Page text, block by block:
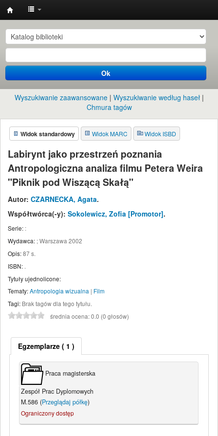
Instytut
Etnologii
i
Antropologii
Kulturowej
UW
Ok
Wyszukiwanie zaawansowane
Wyszukiwanie według haseł
Chmura tagów
Widok standardowy Widok MARC Widok ISBD
Labirynt jako przestrzeń poznania
Antropologiczna analiza filmu Petera Weira
"Piknik pod Wiszącą Skałą"
Autor: CZARNECKA, Agata.
Współtwórca(-y): Sokolewicz, Zofia [Promotor].
Serie: :
Wydawca: ;Warszawa 2002
Opis:87 s.
ISBN: .
Tytuły ujednolicone:
Tematy:Antropologia wizualna | Film
Tagi: Brak tagów dla tego tytułu.
średnia ocena: 0.0 (0 głosów)
Egzemplarze( 1 )
Praca magisterska
Zespół Prac Dyplomowych
M.586 (Przeglądaj półkę)
Ograniczony dostęp